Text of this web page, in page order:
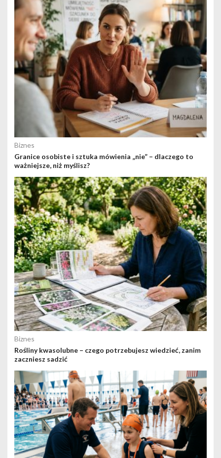
Biznes
Granice osobiste i sztuka mówienia „nie” – dlaczego to
ważniejsze, niż myślisz?
Biznes
Rośliny kwasolubne – czego potrzebujesz wiedzieć, zanim
zaczniesz sadzić